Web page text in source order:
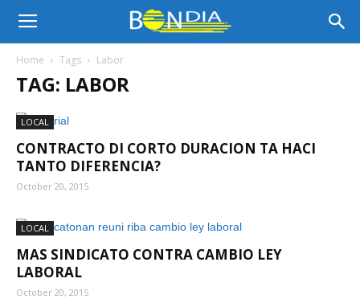
Bon
Aruba
Noticia
Home Tags Labor
TAG: LABOR
LOCAL
CONTRACTO DI CORTO DURACION TA HACI
TANTO DIFERENCIA?
October 20, 2015
LOCAL
MAS SINDICATO CONTRA CAMBIO LEY
LABORAL
October 20, 2015